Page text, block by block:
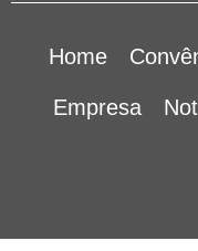
Home
Empresa